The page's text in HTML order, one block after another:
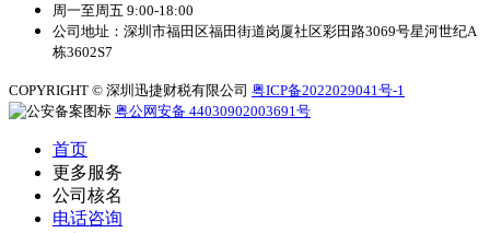
周一至周五 9:00-18:00
公司地址：深圳市福田区福田街道岗厦社区彩田路3069号星河世纪A
栋3602S7
COPYRIGHT © 深圳迅捷财税有限公司 粤ICP备2022029041号-1
粤公网安备 44030902003691号
首页
更多服务
公司核名
电话咨询